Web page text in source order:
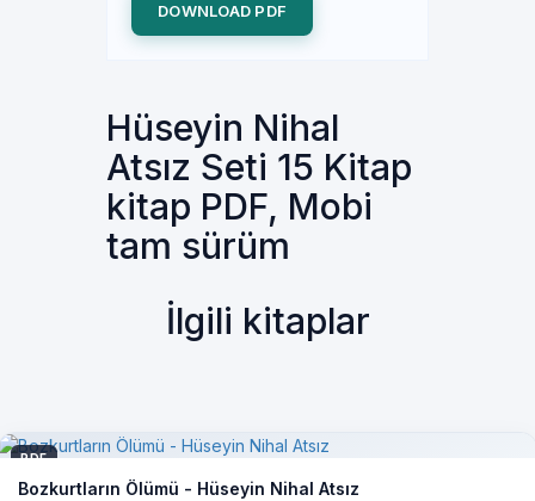
DOWNLOAD PDF
Hüseyin Nihal
Atsız Seti 15 Kitap
kitap PDF, Mobi
tam sürüm
İlgili kitaplar
PDF
Bozkurtların Ölümü - Hüseyin Nihal Atsız